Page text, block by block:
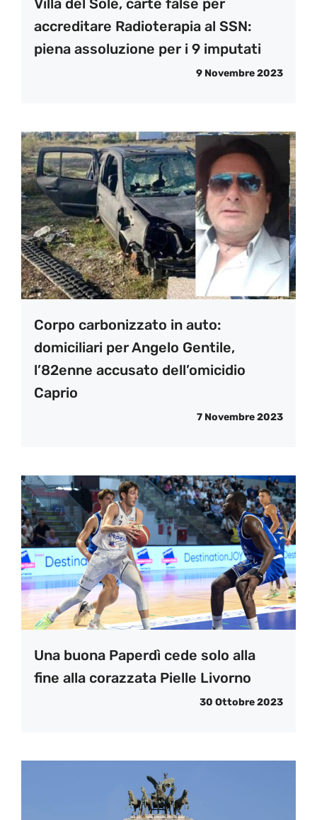
accreditare Radioterapia al SSN:
piena assoluzione per i 9 imputati
9 Novembre 2023
Corpo carbonizzato in auto:
domiciliari per Angelo Gentile,
l’82enne accusato dell’omicidio
Caprio
7 Novembre 2023
Una buona Paperdì cede solo alla
fine alla corazzata Pielle Livorno
30 Ottobre 2023